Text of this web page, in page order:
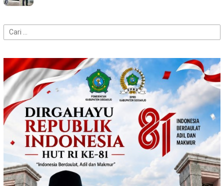
Cari
untuk: